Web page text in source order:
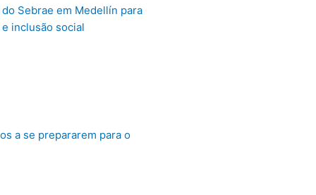
Sebrae em Medellín para
inclusão social
a se prepararem para o